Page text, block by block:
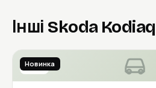
Інші Skoda
2017
Новинка